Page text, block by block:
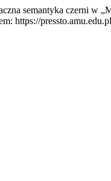
semantyka czerni w